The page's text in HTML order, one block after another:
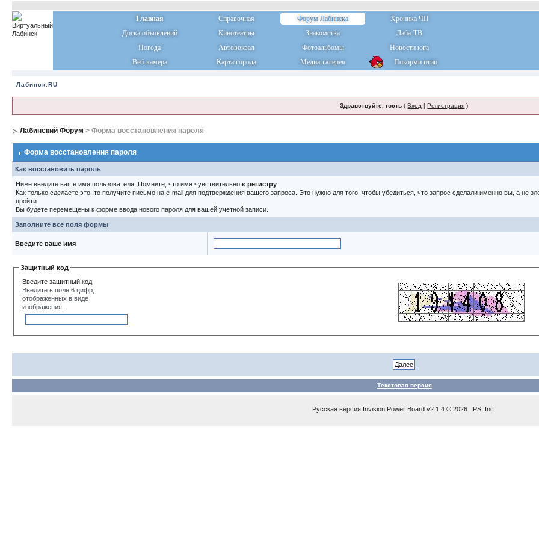
Главная Справочная Форум Лабинска
Хроника ЧП
Доска объявлений
Кинотеатры Знакомства
Лаба-ТВ
Погода
Автовокзал Фотоальбомы
Новости юга
Веб-камера
Карта города Медиа-галерея Покорми птиц
Лабинск.RU
Здравствуйте, гость (Вход |Регистрация )
Лабинский Форум > Форма восстановления пароля
Форма восстановления пароля
Как восстановить пароль
Ниже введите ваше имя пользователя. Помните, что имя чувствительнок регистру
Как только сделаете это, то получите письмо на e-mail для подтверждения вашего запроса. Это нужно для того, чтобы убедиться, что запрос сделали именно вы, а
пройти.
Вы будете перемещены к форме ввода нового пароля для вашей учетной записи.
Заполните все поля формы
Введите ваше имя
Защитный код
Введите защитный код
Введите в поле 6 цифр,
отображенных в виде
изображения.
Текстовая версия
Русская версия Invision Power Board v2.1.4 © 2026 IPS, Inc.